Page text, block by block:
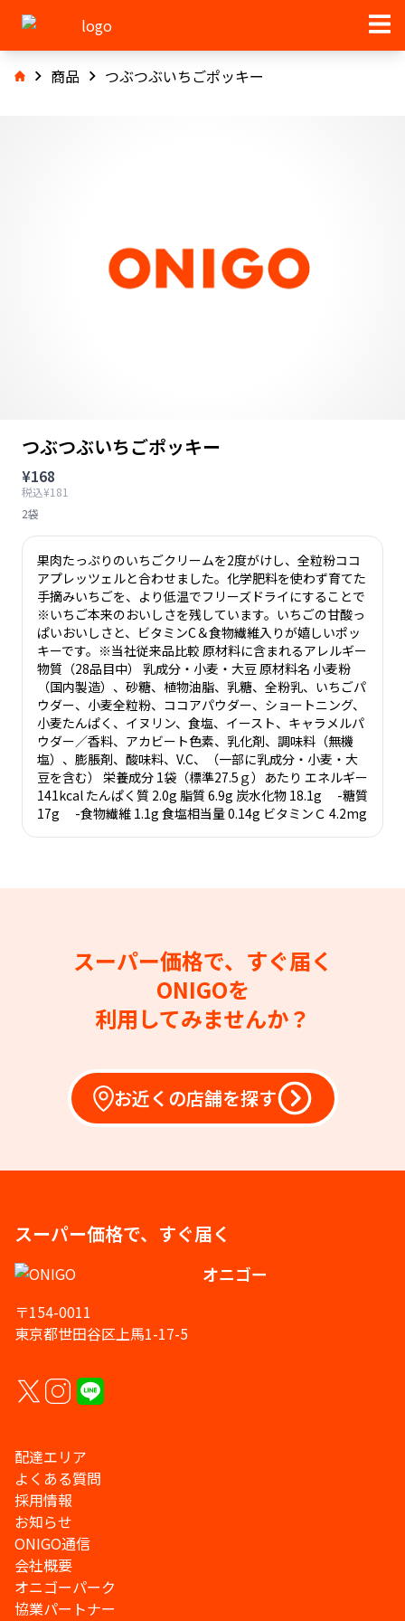
商品 つぶつぶいちごポッキー
つぶつぶいちごポッキー
¥168
税込¥181
2袋
果肉たっぷりのいちごクリームを2度がけし、全粒粉ココ
アプレッツェルと合わせました。化学肥料を使わず育てた
手摘みいちごを、より低温でフリーズドライにすることで
※いちご本来のおいしさを残しています。いちごの甘酸っ
ぱいおいしさと、ビタミンC＆食物繊維入りが嬉しいポッ
キーです。※当社従来品比較 原材料に含まれるアレルギー
物質（28品目中） 乳成分・小麦・大豆 原材料名 小麦粉
（国内製造）、砂糖、植物油脂、乳糖、全粉乳、いちごパ
ウダー、小麦全粒粉、ココアパウダー、ショートニング、
小麦たんぱく、イヌリン、食塩、イースト、キャラメルパ
ウダー／香料、アカビート色素、乳化剤、調味料（無機
塩）、膨脹剤、酸味料、V.C、（一部に乳成分・小麦・大
豆を含む） 栄養成分 1袋（標準27.5ｇ）あたり エネルギー
141kcal たんぱく質 2.0g 脂質 6.9g 炭水化物 18.1g -糖質
17g -食物繊維 1.1g 食塩相当量 0.14g ビタミンＣ 4.2mg
スーパー価格で、すぐ届く
ONIGOを
利用してみませんか？
お近くの店舗を探す
スーパー価格で、すぐ届く
オニゴー
〒154-0011
東京都世田谷区上馬1-17-5
配達エリア
よくある質問
採用情報
お知らせ
ONIGO通信
会社概要
オニゴーパーク
協業パートナー